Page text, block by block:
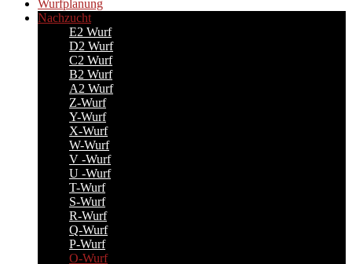
Wurfplanung
Nachzucht
E2 Wurf
D2 Wurf
C2 Wurf
B2 Wurf
A2 Wurf
Z-Wurf
Y-Wurf
X-Wurf
W-Wurf
V -Wurf
U -Wurf
T-Wurf
S-Wurf
R-Wurf
Q-Wurf
P-Wurf
O-Wurf